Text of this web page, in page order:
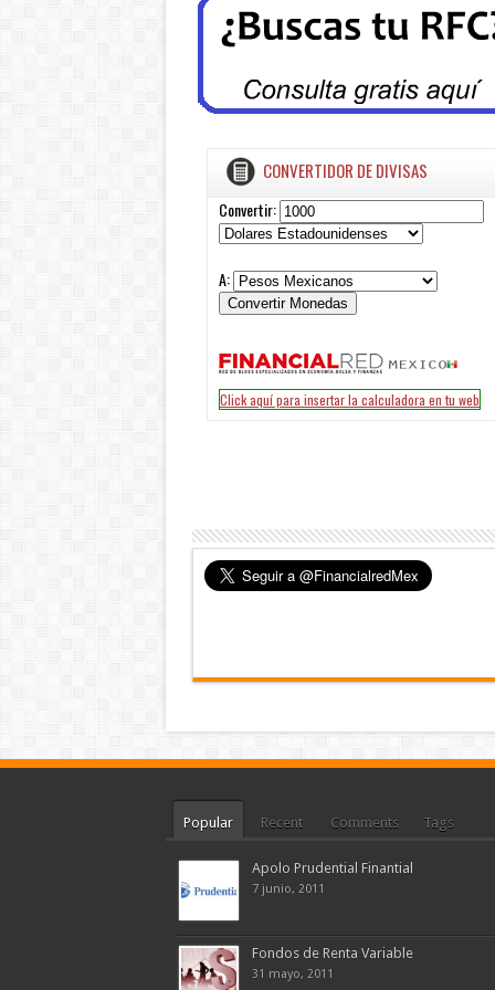
Popular Recent Comments Tags
Apolo Prudential Finantial
7 junio, 2011
Fondos de Renta Variable
31 mayo, 2011